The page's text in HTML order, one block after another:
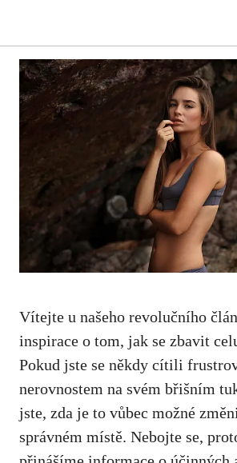
Vítejte u našeho revolučního
inspirace o tom, jak se zbavit
Pokud jste se někdy cítili
nerovnostem na svém břišním
jste, zda je to vůbec možné
správném místě. Nebojte se,